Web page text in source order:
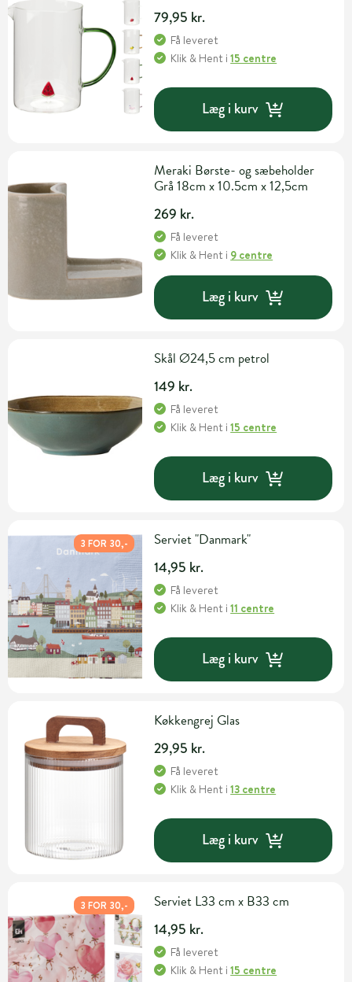
79,95 kr.
Få leveret
Klik & Hent i15 centre
Læg i kurv
Meraki Børste- og sæbeholder
Grå 18cm x 10.5cm x 12,5cm
269 kr.
Få leveret
Klik & Hent i 9 centre
Læg i kurv
Skål Ø24,5 cm petrol
149 kr.
Få leveret
Klik & Hent i15 centre
Læg i kurv
3 FOR 30,- Serviet "Danmark"
14,95 kr.
Få leveret
Klik & Hent i11 centre
Læg i kurv
Køkkengrej Glas
29,95 kr.
Få leveret
Klik & Hent i13 centre
Læg i kurv
3 FOR 30,- Serviet L33 cm x B33 cm
14,95 kr.
Få leveret
Klik & Hent i15 centre